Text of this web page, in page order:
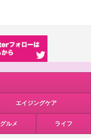
エイジングケア
グルメ ライフ